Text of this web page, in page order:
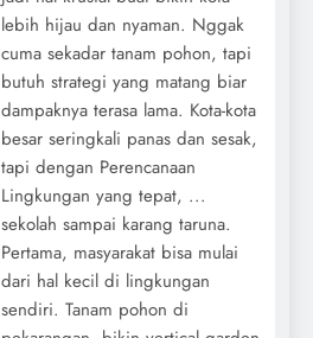
lebih hijau dan nyaman. Nggak
cuma sekadar tanam pohon, tapi
butuh strategi yang matang biar
dampaknya terasa lama. Kota-kota
besar seringkali panas dan sesak,
tapi dengan Perencanaan
Lingkungan yang tepat, ...
sekolah sampai karang taruna.
Pertama, masyarakat bisa mulai
dari hal kecil di lingkungan
sendiri. Tanam pohon di